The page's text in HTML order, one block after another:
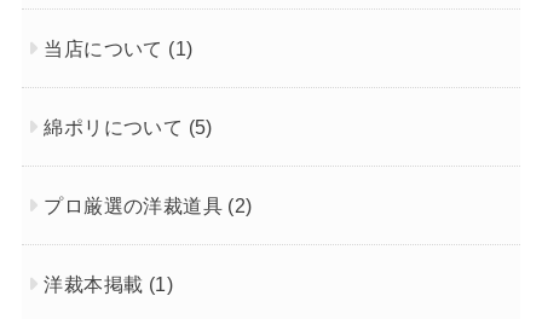
当店について (1)
綿ポリについて (5)
プロ厳選の洋裁道具 (2)
洋裁本掲載 (1)